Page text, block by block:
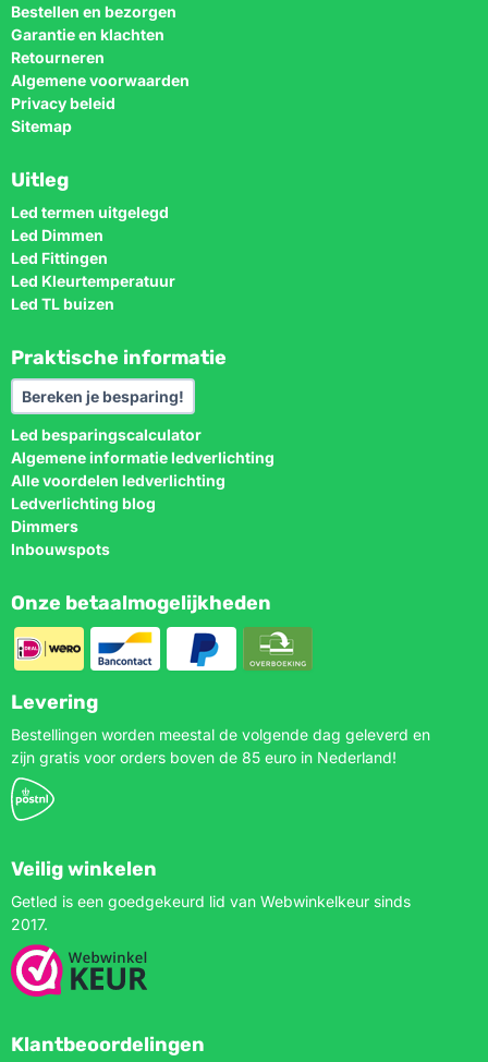
Bestellen en bezorgen
Garantie en klachten
Retourneren
Algemene voorwaarden
Privacy beleid
Sitemap
Uitleg
Led termen uitgelegd
Led Dimmen
Led Fittingen
Led Kleurtemperatuur
Led TL buizen
Praktische informatie
Bereken je besparing!
Led besparingscalculator
Algemene informatie ledverlichting
Alle voordelen ledverlichting
Ledverlichting blog
Dimmers
Inbouwspots
Onze betaalmogelijkheden
Levering
Bestellingen worden meestal de volgende dag geleverd en
zijn gratis voor orders boven de 85 euro in Nederland!
Veilig winkelen
Getled is een goedgekeurd lid van Webwinkelkeur sinds
2017.
Klantbeoordelingen